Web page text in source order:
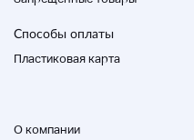
Способы оплаты
Пластиковая карта
О компании